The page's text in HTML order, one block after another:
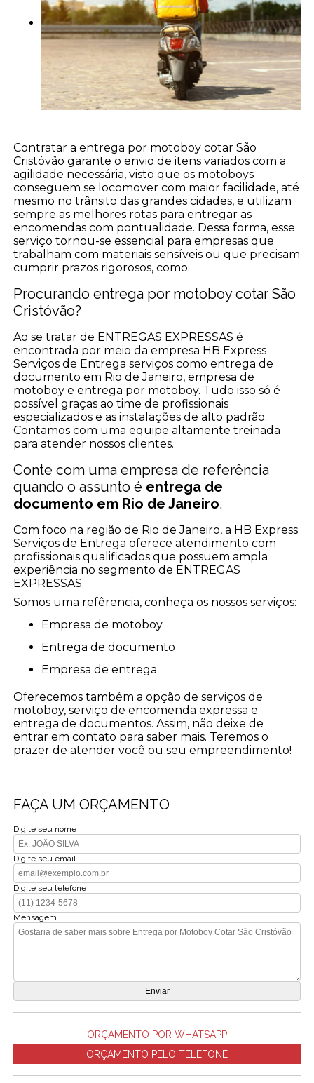
Contratar a entrega por motoboy cotar São
Cristóvão garante o envio de itens variados com a
agilidade necessária, visto que os motoboys
conseguem se locomover com maior facilidade, até
mesmo no trânsito das grandes cidades, e utilizam
sempre as melhores rotas para entregar as
encomendas com pontualidade. Dessa forma, esse
serviço tornou-se essencial para empresas que
trabalham com materiais sensíveis ou que precisam
cumprir prazos rigorosos, como:
Procurando entrega por motoboy cotar São
Cristóvão?
Ao se tratar de ENTREGAS EXPRESSAS é
encontrada por meio da empresa HB Express
Serviços de Entrega serviços como entrega de
documento em Rio de Janeiro, empresa de
motoboy e entrega por motoboy. Tudo isso só é
possível graças ao time de profissionais
especializados e as instalações de alto padrão.
Contamos com uma equipe altamente treinada
para atender nossos clientes.
Conte com uma empresa de referência
quando o assunto é entrega de
documento em Rio de Janeiro.
Com foco na região de Rio de Janeiro, a HB Express
Serviços de Entrega oferece atendimento com
profissionais qualificados que possuem ampla
experiência no segmento de ENTREGAS
EXPRESSAS.
Somos uma refêrencia, conheça os nossos serviços:
empresa de motoboy
entrega de documento
empresa de entrega
Oferecemos também a opção de serviços de
motoboy, serviço de encomenda expressa e
entrega de documentos. Assim, não deixe de
entrar em contato para saber mais. Teremos o
prazer de atender você ou seu empreendimento!
FAÇA UM ORÇAMENTO
Digite seu nome
Digite seu email
Digite seu telefone
Mensagem
ORÇAMENTO POR WHATSAPP
ORÇAMENTO PELO TELEFONE